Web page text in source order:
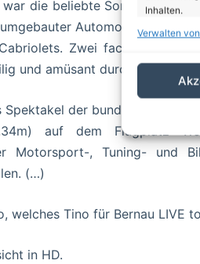
Inhalten.
von
Verwalten
die beliebte Sonderfläche
Automobile in elf
Zwei fachkundige
und amüsant durch den
der bundesweiten
auf dem Flugplatz
Motorsport-, Tuning- und
(…)
welches Tino für Bernau LIVE
in HD.